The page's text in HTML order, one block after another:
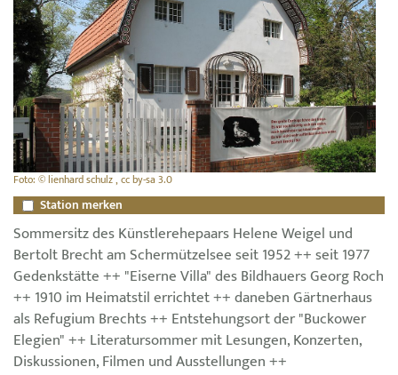
Foto: © lienhard schulz , cc by-sa 3.0
Station merken
Sommersitz des Künstlerehepaars Helene Weigel und
Bertolt Brecht am Schermützelsee seit 1952 ++ seit 1977
Gedenkstätte ++ "Eiserne Villa" des Bildhauers Georg Roch
++ 1910 im Heimatstil errichtet ++ daneben Gärtnerhaus
als Refugium Brechts ++ Entstehungsort der "Buckower
Elegien" ++ Literatursommer mit Lesungen, Konzerten,
Diskussionen, Filmen und Ausstellungen ++